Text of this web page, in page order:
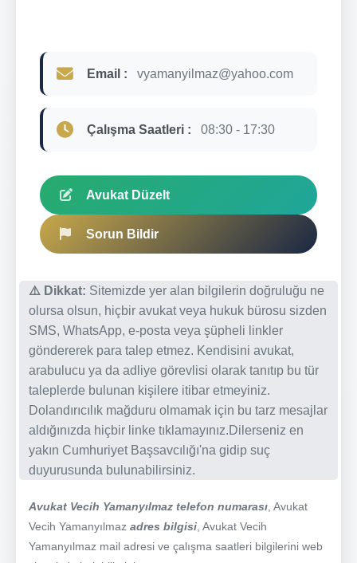
Email : vyamanyilmaz@yahoo.com
Çalışma Saatleri : 08:30 - 17:30
Avukat Düzelt
Sorun Bildir
⚠️ Dikkat: Sitemizde yer alan bilgilerin doğruluğu ne
olursa olsun, hiçbir avukat veya hukuk bürosu sizden
SMS, WhatsApp, e-posta veya şüpheli linkler
göndererek para talep etmez. Kendisini avukat,
arabulucu ya da adliye görevlisi olarak tanıtıp bu tür
taleplerde bulunan kişilere itibar etmeyiniz.
Dolandırıcılık mağduru olmamak için bu tarz mesajlar
aldığınızda hiçbir linke tıklamayınız.Dilerseniz en
yakın Cumhuriyet Başsavcılığı'na gidip suç
duyurusunda bulunabilirsiniz.
Avukat Vecih Yamanyılmaz telefon numarası , Avukat
Vecih Yamanyılmaz adres bilgisi , Avukat Vecih
Yamanyılmaz mail adresi ve çalışma saatleri bilgilerini web